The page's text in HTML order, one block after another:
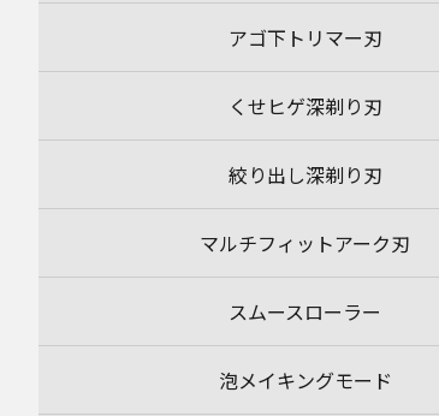
アゴ下トリマー刃
くせヒゲ深剃り刃
絞り出し深剃り刃
マルチフィットアーク刃
スムースローラー
泡メイキングモード